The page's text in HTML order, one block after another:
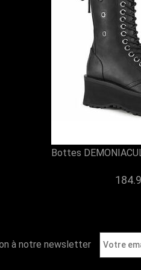
Bottes
à notre newsletter